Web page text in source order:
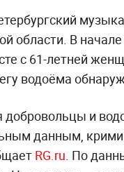
области. В
с 61-летней
водоёма
и
данным,
RG.ru. По